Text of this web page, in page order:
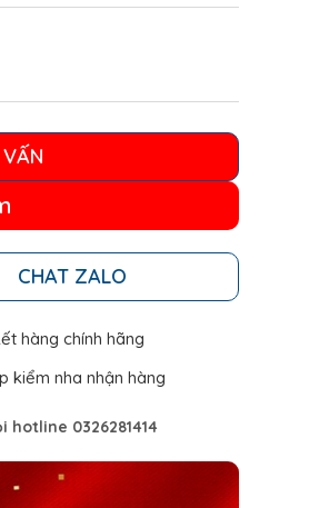
CHAT ZALO
hàng chính hãng
kiểm nha nhận hàng
0326281414